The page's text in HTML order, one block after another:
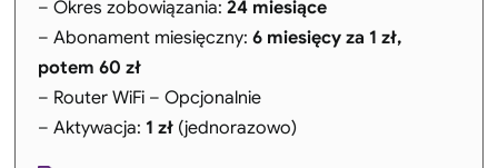
– Okres zobowiązania:24 miesiące
– Abonament miesięczny:6 miesięcy za 1 zł,
potem 60 zł
– Router WiFi – Opcjonalnie
– Aktywacja: 1 zł (jednorazowo)